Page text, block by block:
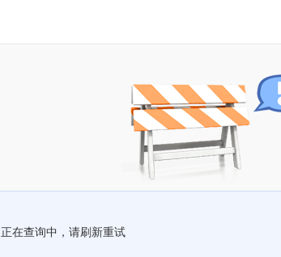
正在查询中，请刷新重试